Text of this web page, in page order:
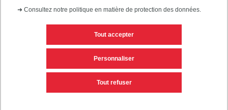
➜ Consultez notre politique en matière de protection des données.
Tout accepter
Tout refuser
Personnaliser
Mentions légales
Personnaliser les cookies Plan du site